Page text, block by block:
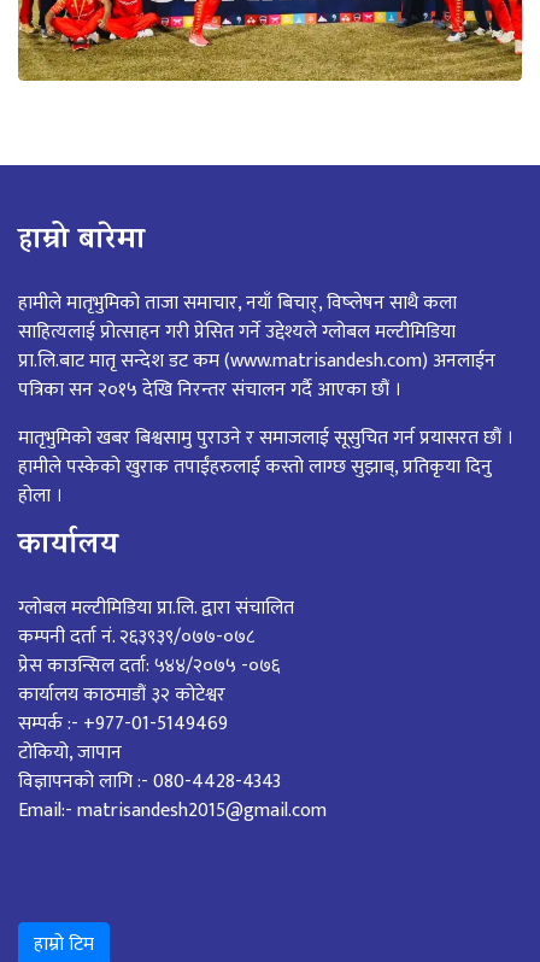
हाम्रो बारेमा
हामीले मातृभुमिको ताजा समाचार, नयाँ बिचार्, विष्लेषन साथै कला
साहित्यलाई प्रोत्साहन गरी प्रेसित गर्ने उद्देश्यले ग्लोबल मल्टीमिडिया
प्रा.लि.बाट मातृ सन्देश डट कम (www.matrisandesh.com) अनलाईन
पत्रिका सन २०१५ देखि निरन्तर संचालन गर्दै आएका छौं ।
मातृभुमिको खबर बिश्वसामु पुराउने र समाजलाई सूसुचित गर्न प्रयासरत छौं ।
हामीले पस्केको खुराक तपाईंहरुलाई कस्तो लाग्छ सुझाब्, प्रतिकृया दिनु
होला ।
कार्यालय
ग्लोबल मल्टीमिडिया प्रा.लि. द्वारा संचालित
कम्पनी दर्ता नं. २६३९३९/०७७-०७८
प्रेस काउन्सिल दर्ता: ५४४/२०७५ -०७६
कार्यालय काठमाडौं ३२ कोटेश्वर
सम्पर्क :- +977-01-5149469
टोकियो, जापान
विज्ञापनको लागि :- 080-4428-4343
Email:- matrisandesh2015@gmail.com
हाम्रो टिम